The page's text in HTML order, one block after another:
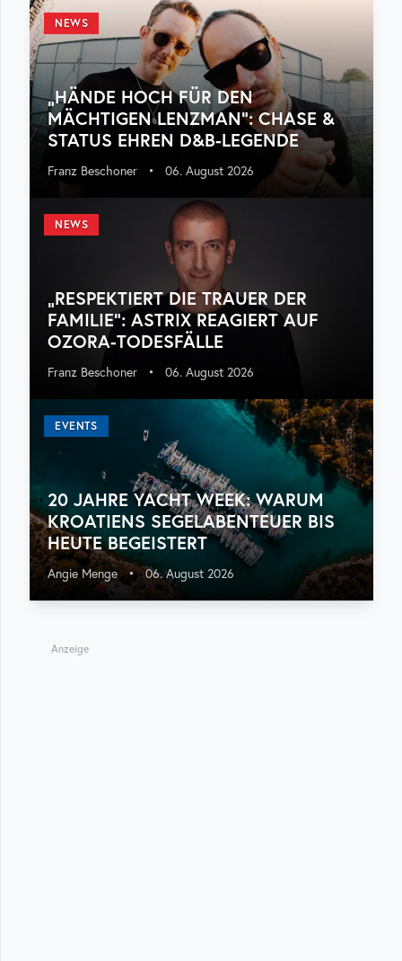
NEWS
„HÄNDE HOCH FÜR DEN
MÄCHTIGEN LENZMAN“: CHASE &
STATUS EHREN D&B-LEGENDE
Franz Beschoner • 06. August 2026
NEWS
„RESPEKTIERT DIE TRAUER DER
FAMILIE“: ASTRIX REAGIERT AUF
OZORA-TODESFÄLLE
Franz Beschoner • 06. August 2026
EVENTS
20 JAHRE YACHT WEEK: WARUM
KROATIENS SEGELABENTEUER BIS
HEUTE BEGEISTERT
Angie Menge • 06. August 2026
Anzeige